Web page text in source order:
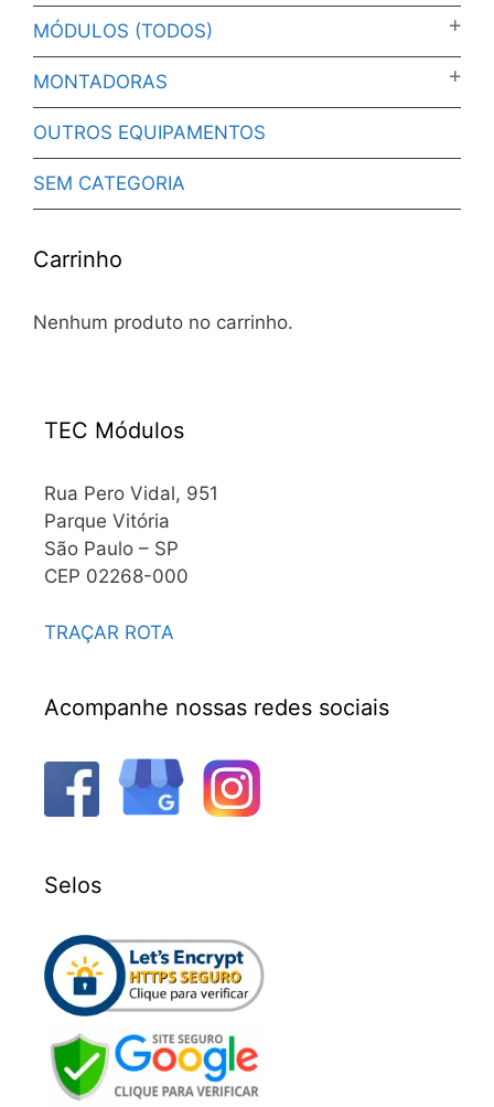
MÓDULOS (TODOS)
MONTADORAS
OUTROS EQUIPAMENTOS
SEM CATEGORIA
Carrinho
Nenhum produto no carrinho.
TEC Módulos
Rua Pero Vidal, 951
Parque Vitória
São Paulo – SP
CEP 02268-000
TRAÇAR ROTA
Acompanhe nossas redes sociais
Selos